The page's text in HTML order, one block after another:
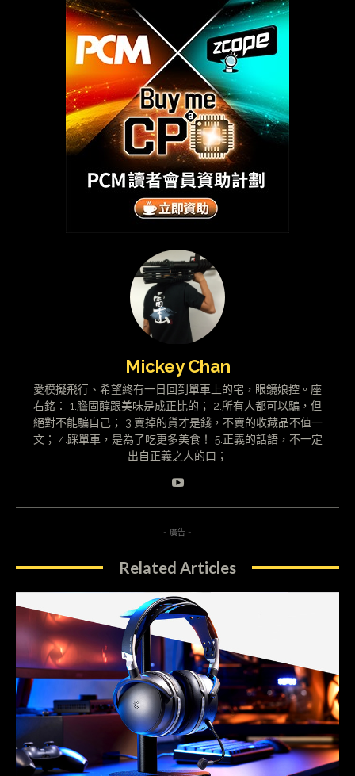
Mickey Chan
愛模擬飛行、希望終有一日回到單車上的宅，眼鏡娘控。座
右銘： 1.膽固醇跟美味是成正比的； 2.所有人都可以騙，但
絕對不能騙自己； 3.賣掉的貨才是錢，不賣的收藏品不值一
文； 4.踩單車，是為了吃更多美食！ 5.正義的話語，不一定
出自正義之人的口；
- 廣告 -
Related Articles